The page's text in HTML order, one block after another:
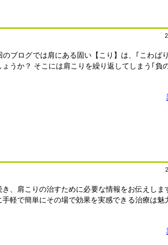
ブログでは肩にある固い【こり】は、｢こわば
うか？ そこには肩こりを繰り返してしまう｢負
、肩こりの治すために必要な情報をお伝えしま
軽で簡単にその場で効果を実感できる治療は魅